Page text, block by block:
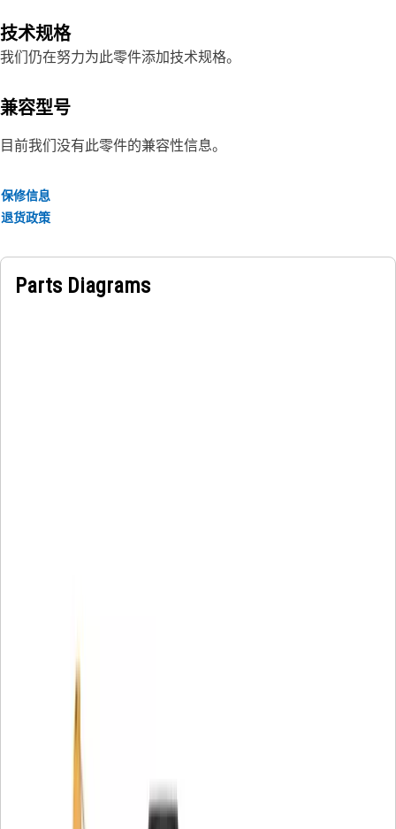
技术规格
我们仍在努力为此零件添加技术规格。
兼容型号
目前我们没有此零件的兼容性信息。
保修信息
退货政策
Parts Diagrams